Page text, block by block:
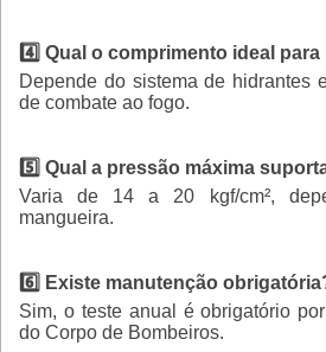
4️⃣ Qual o comprimento ideal
Depende do sistema de hidrantes
de combate ao fogo.
5️⃣ Qual a pressão máxima
Varia de 14 a 20 kgf/cm²,
mangueira.
6️⃣ Existe manutenção
Sim, o teste anual é obrigatório
do Corpo de Bombeiros.